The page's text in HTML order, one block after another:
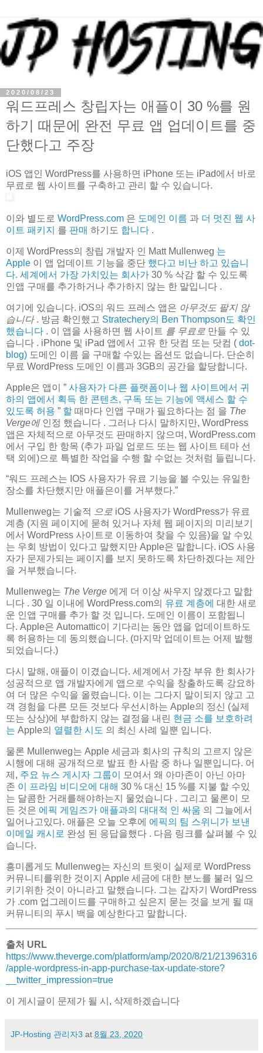
2020/08/23
워드프레스 창립자는 애플이 30 %를 원
하기 때문에 완전 무료 앱 업데이트를 중
단했다고 주장
iOS 앱인 WordPress를 사용하면 iPhone 또는 iPad에서 바로
무료로 웹 사이트를 구축하고 관리 할 수 ​​있습니다.
이와 별도로 WordPress.com 은 도메인 이름 과 더 멋진 웹 사
이트 패키지
를 판매 하기도 합니다 .
이제 WordPress의 창립 개발자 인 Matt Mullenweg 는
Apple 이 앱 업데이트 기능을 중단 했다고 비난 하고 있습니
다. 세계에서 가장 가치있는 회사가 30 % 삭감 할 수 있도록
인앱 구매를 추가하거나 추가하지 않는 한 말입니다 .
여기에 있습니다. iOS의 워드 프레스 앱은 아무것도 팔지 않
습니다. 방금 확인했고 Stratechery의 Ben Thompson도 확인
했습니다 . 이 앱을 사용하면 웹 사이트 를 무료로 만들 수 있
습니다 . iPhone 및 iPad 앱에서 고유 한 닷컴 또는 닷컴 ( dot-
blog) 도메인 이름 을 구매할 수있는 옵션도 없습니다. 단순히
무료 WordPress 도메인 이름과 3GB의 공간을 할당합니다.
Apple은 앱이 ” 사용자가 다른 플랫폼이나 웹 사이트에서 귀
하의 앱에서 획득 한 콘텐츠, 구독 또는 기능에 액세스 할 수
있도록 허용 ” 할 때마다 인앱 구매가 필요하다는 점 을 The
Verge에인정 했습니다 . 그러나 다시 말하지만, WordPress
앱은 자체적으로 아무것도 판매하지 않으며, WordPress.com
에서 구입 한 항목 (추가 파일 업로드 또는 웹 사이트 테마 선
택 외에)으로 특별한 작업을 수행 할 수없는 것처럼 들립니다.
워드 프레스는 IOS 사용자가 유료 기능을 볼 수있는 유일한
장소를 차단했지만 애플은이를 거부했다.
Mullenweg는 기술적 으로 iOS 사용자가 WordPress가 유료
계층 (지원 페이지에 묻혀 있거나 자체 웹 페이지의 미리보기
에서 WordPress 사이트로 이동하여 찾을 수 있음)을 알 수있
는 우회 방법이 있다고 말했지만 Apple은 말합니다. iOS 사용
자가 문제가되는 페이지를 보지 못하도록 차단하겠다는 제안
을 거부했습니다.
Mullenweg는 The Verge 에게 더 이상 싸우지 않겠다고 말합
니다 . 30 일 이내에 WordPress.com의 유료 계층에 대한 새로
운 인앱 구매를 추가 할 것 입니다. 도메인 이름이 포함됩니
다. Apple은 Automattic이 기다리는 동안 앱을 업데이트하도
록 허용하는 데 동의했습니다. (마지막 업데이트는 어제 발행
되었습니다.)
다시 말해, 애플이 이겼습니다. 세계에서 가장 부유 한 회사가
성공적으로 앱 개발자에게 앱으로 수익을 창출하도록 강요하
여 더 많은 수익을 올렸습니다. 이는 그다지 말이되지 않고 고
객 경험을 다른 모든 것보다 우선시하는 Apple의 정신 (실제
또는 상상)에 부합하지 않는 결정을 내린 현금 소를 보호하려
는 Apple의 열렬한 시도 의 최신 사례 일뿐 입니다.
물론 Mullenweg는 Apple 세금과 회사의 규칙의 고르지 않은
시행에 대해 공개적으로 발표 한 사람 중 하나 일뿐입니다. 어
제, 주요 뉴스 게시자 그룹이
모여서 왜 아마존이 아닌 아마
존 이 프라임 비디오에 대해 30 % 대신 15 %를 지불 할 수있
는 달콤한 거래를해야하는지 물었습니다 . 그리고 물론이 모
든 것은 에픽 게임즈가 애플과의 대대적 인 싸움 의 그늘에서
일어나고있다. 애플은 오늘 오후에 에픽의 팀 스위니가 보낸
이메일 캐시로 완성 된 응답을했다 . 다음 링크를 살펴볼 수 있
습니다.
흥미롭게도 Mullenweg는 자신의 트윗이 실제로 WordPress
커뮤니티를위한 것이지 Apple 세금에 대한 분노를 불러 일으
키기위한 것이 아니라고 말했습니다. 그는 갑자기 WordPress
가 .com 업그레이드를 구매하고 싶은지 묻는 것을 보게 될 때
커뮤니티의 푸시 백을 예상한다고 말합니다.
출처 URL
https://www.theverge.com/platform/amp/2020/8/21/21396316
/apple-wordpress-in-app-purchase-tax-update-store?
__twitter_impression=true
이 게시글이 문제가 될 시, 삭제하겠습니다
JP-Hosting 관리자3 at 8월 23, 2020